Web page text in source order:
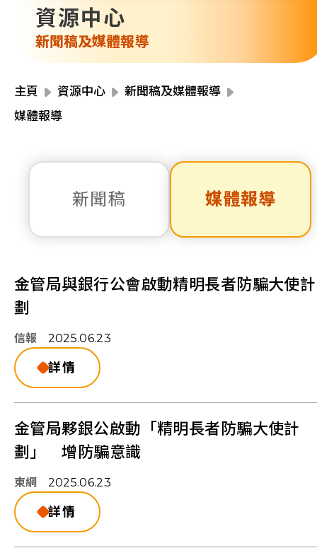
資源中心
新聞稿及媒體報導
主頁 資源中心
新聞稿及媒體報導
媒體報導
新聞稿 媒體報導
金管局與銀行公會啟動精明長者防騙大使計
劃
信報 2025.06.23
詳情
金管局夥銀公啟動「精明長者防騙大使計
劃」 增防騙意識
東網 2025.06.23
詳情
財務報告
資源中心
活動報名
聯絡我們